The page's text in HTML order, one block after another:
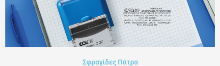
Σφραγίδες Πάτρα